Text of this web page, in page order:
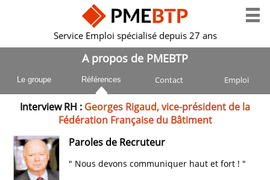
Service Emploi spécialisé depuis 27 ans
A propos de PMEBTP
Le groupe Références Contact Emploi
Interview RH : Georges Rigaud, vice-président de la
Fédération Française du Bâtiment
Paroles de Recruteur
" Nous devons communiquer haut et fort ! "